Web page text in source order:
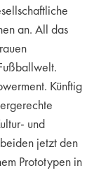
an. All das
Künftig
und
jetzt den
Prototypen in